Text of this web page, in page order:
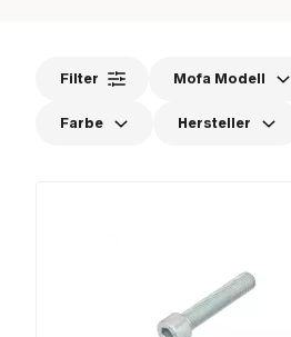
Filter Mofa Modell
Farbe Hersteller